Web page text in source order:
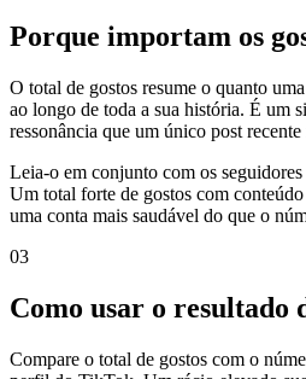
Porque importam os
O total de gostos resume o quanto
ao longo de toda a sua história. É um
ressonância que um único post
Leia-o em conjunto com os
Um total forte de gostos com
uma conta mais saudável do que o
03
Como usar o resultado
Compare o total de gostos com o